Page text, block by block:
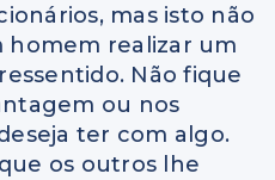
mas isto não
homem realizar um
Não fique
ou nos
ter com algo.
os outros lhe